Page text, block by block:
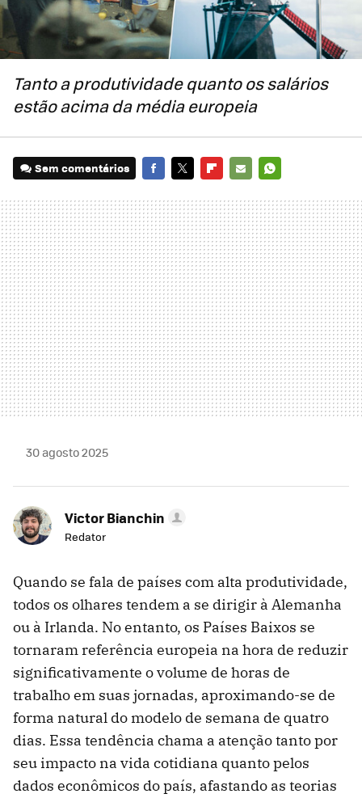
Tanto a produtividade quanto os salários
estão acima da média europeia
Sem comentários
MAIL
30 agosto 2025
Victor Bianchin
Redator
Quando se fala de países com alta produtividade,
todos os olhares tendem a se dirigir à Alemanha
ou à Irlanda. No entanto, os Países Baixos se
tornaram referência europeia na hora de reduzir
significativamente o volume de horas de
trabalho em suas jornadas, aproximando-se de
forma natural do modelo de semana de quatro
dias. Essa tendência chama a atenção tanto por
seu impacto na vida cotidiana quanto pelos
dados econômicos do país, afastando as teorias